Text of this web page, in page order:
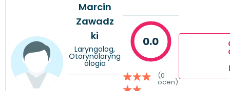
Marcin
Zawadz
ki
Laryngolog,
Otorynolaryng
ologia
0.0
(0
ocen)